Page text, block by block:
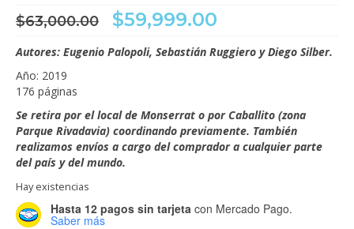
$63,000.00 El
precio
original
era:
$59,999.00
actual
es:
Autores: Eugenio Palopoli, Sebastián Ruggiero y Diego Silber.
Año: 2019
176 páginas
Se retira por el local de Monserrat o por Caballito (zona
Parque Rivadavia) coordinando previamente. También
realizamos envíos a cargo del comprador a cualquier parte
del país y del mundo.
Hay existencias
Hasta 12 pagos sin tarjeta con Mercado Pago.
Saber más